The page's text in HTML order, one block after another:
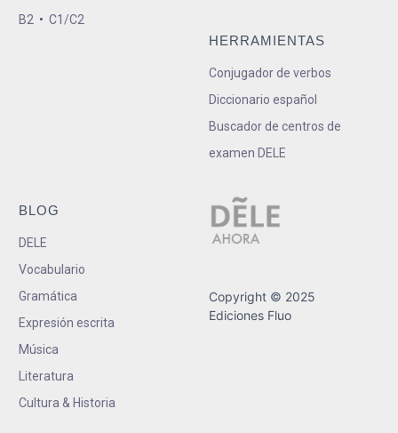
B2 • C1/C2
HERRAMIENTAS
Conjugador de verbos
Diccionario español
Buscador de centros de
examen DELE
BLOG
DELE
Vocabulario
Gramática
Expresión escrita
Música
Literatura
Cultura & Historia
Copyright © 2025
Ediciones Fluo